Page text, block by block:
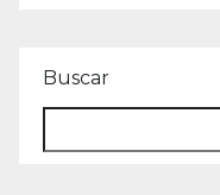
Buscar